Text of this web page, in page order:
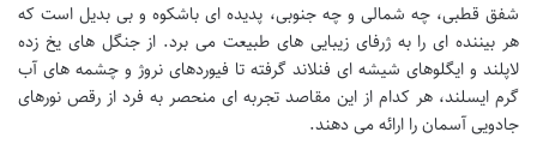
شفق قطبی، چه شمالی و چه جنوبی، پدیده ای باشکوه و بی بدیل است که
هر بیننده ای را به ژرفای زیبایی های طبیعت می برد. از جنگل های یخ زده
لاپلند و ایگلوهای شیشه ای فنلاند گرفته تا فیوردهای نروژ و چشمه های آب
گرم ایسلند، هر کدام از این مقاصد تجربه ای منحصر به فرد از رقص نورهای
جادویی آسمان را ارائه می دهند.